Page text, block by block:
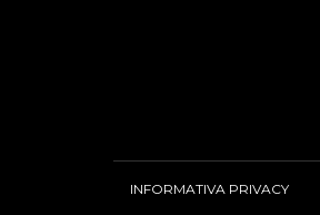
INFORMATIVA PRIVACY